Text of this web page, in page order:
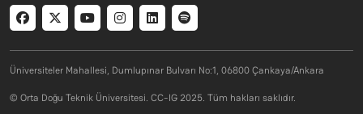
Social menu
Üniversiteler Mahallesi, Dumlupınar Bulvarı No:1, 06800 Çankaya/Ankara
© Orta Doğu Teknik Üniversitesi. CC-IG 2025. Tüm hakları saklıdır.